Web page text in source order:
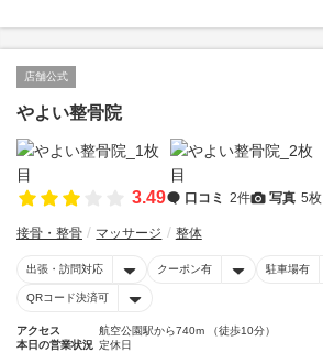
店舗公式
やよい整骨院
3.49 口コミ 2件 写真 5枚
接骨・整骨 マッサージ 整体
出張・訪問対応 クーポン有 駐車場有
QRコード決済可
アクセス
航空公園駅から740m （徒歩10分）
本日の営業状況 定休日